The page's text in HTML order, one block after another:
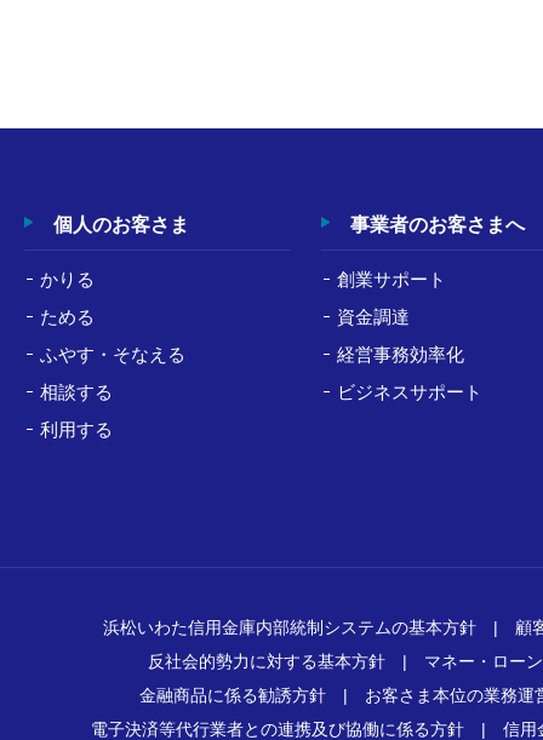
個人のお客さま
かりる
ためる
ふやす・そなえる
相談する
利用する
事業者のお客さまへ
創業サポート
資金調達
経営事務効率化
ビジネスサポート
浜松いわた信用金庫内部統制システムの基本方針 | 顧
反社会的勢力に対する基本方針 | マネー・ロー
金融商品に係る勧誘方針 | お客さま本位の業務運
電子決済等代行業者との連携及び協働に係る方針 | 信用